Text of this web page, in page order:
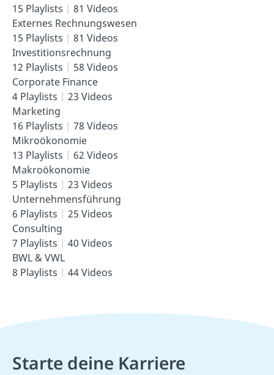
15 Playlists
81 Videos
Externes Rechnungswesen
15 Playlists
81 Videos
Investitionsrechnung
12 Playlists
58 Videos
Corporate Finance
4 Playlists
23 Videos
Marketing
16 Playlists
78 Videos
Mikroökonomie
13 Playlists
62 Videos
Makroökonomie
5 Playlists
23 Videos
Unternehmensführung
6 Playlists
25 Videos
Consulting
7 Playlists
40 Videos
BWL & VWL
8 Playlists
44 Videos
Starte deine Karriere